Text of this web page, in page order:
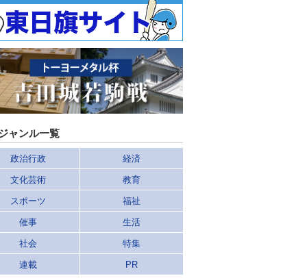
ャンル一覧
政治行政 経済
文化芸術 教育
スポーツ 福祉
催事 生活
社会 特集
連載 PR